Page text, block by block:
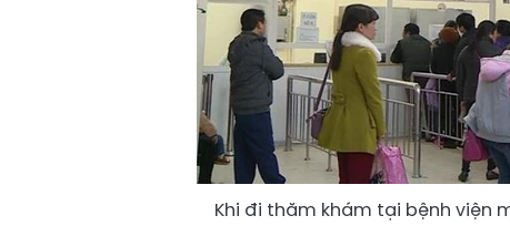
Khi đi thăm khám tại bệnh viện